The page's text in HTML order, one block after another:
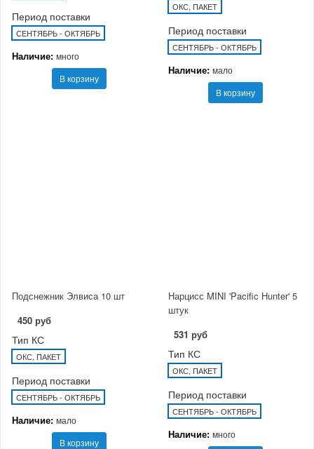
Период поставки
СЕНТЯБРЬ - ОКТЯБРЬ
Наличие: много
В корзину
ОКС, ПАКЕТ
Период поставки
СЕНТЯБРЬ - ОКТЯБРЬ
Наличие: мало
В корзину
Подснежник Элвиса 10 шт
450 руб
Тип КС
ОКС, ПАКЕТ
Период поставки
СЕНТЯБРЬ - ОКТЯБРЬ
Наличие: мало
В корзину
Нарцисс MINI 'Pacific Hunter' 5
штук
531 руб
Тип КС
ОКС, ПАКЕТ
Период поставки
СЕНТЯБРЬ - ОКТЯБРЬ
Наличие: много